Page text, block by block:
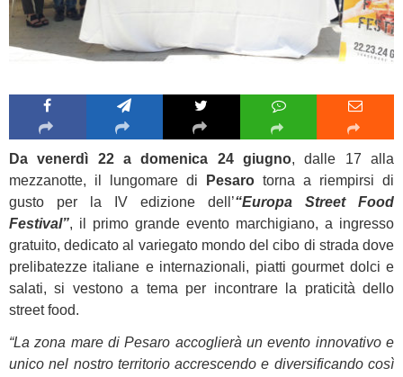
Da venerdì 22 a domenica 24 giugno, dalle 17 alla
mezzanotte, il lungomare di
Pesaro torna a riempirsi di
gusto per la IV edizione dell’“Europa Street Food
Festival”, il primo grande evento marchigiano, a ingresso
gratuito, dedicato al variegato mondo del cibo di strada dove
prelibatezze italiane e internazionali, piatti gourmet dolci e
salati, si vestono a tema per incontrare la praticità dello
street food.
“La zona mare di Pesaro accoglierà un evento innovativo e
unico nel nostro territorio accrescendo e diversificando così